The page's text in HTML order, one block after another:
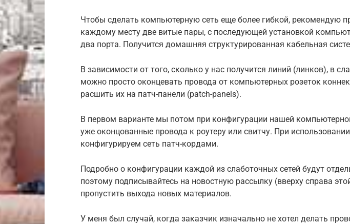
Чтобы сделать компьютерную сеть еще более гибкой, рекомендую
каждому месту две витые пары, с последующей установкой
два порта. Получится домашняя структурированная кабельная
В зависимости от того, сколько у нас получится линий (линков), в
можно просто оконцевать провода от компьютерных розеток
расшить их на патч-панели (patch-panels).
В первом варианте мы потом при конфигурации нашей
уже оконцованные провода к роутеру или свитчу. При
конфигурируем сеть патч-кордами.
Подробно о конфигурации каждой из слаботочных сетей будут
поэтому подписывайтесь на новостную рассылку (вверху справа
пропустить выхода новых материалов.
У меня был случай, когда заказчик изначально не хотел делать